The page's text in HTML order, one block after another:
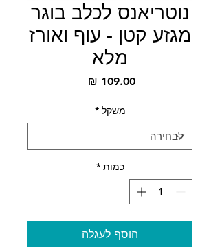
נוטריאנס לכלב בוגר
מגזע קטן - עוף ואורז
מלא
משקל *
כמות *
הוסף לעגלה